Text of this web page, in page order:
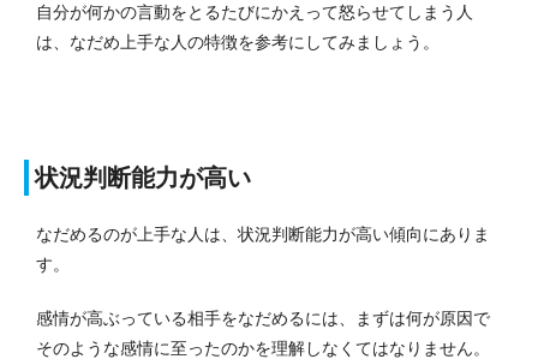
自分が何かの言動をとるたびにかえって怒らせてしまう人
は、なだめ上手な人の特徴を参考にしてみましょう。
状況判断能力が高い
なだめるのが上手な人は、状況判断能力が高い傾向にありま
す。
感情が高ぶっている相手をなだめるには、まずは何が原因で
そのような感情に至ったのかを理解しなくてはなりません。